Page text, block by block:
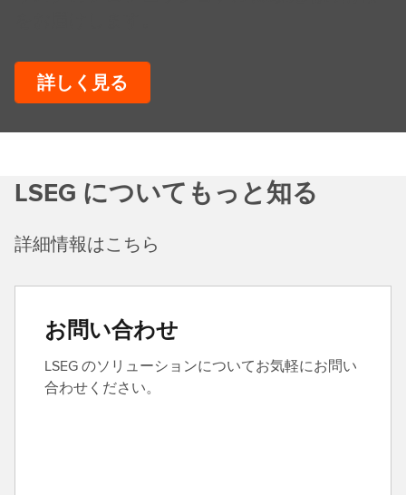
詳しく見る
LSEG についてもっと知る
詳細情報はこちら
お問い合わせ
LSEG のソリューションについてお気軽にお問い
合わせください。